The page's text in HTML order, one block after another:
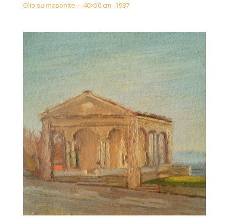
Olio su masonite – 40×50 cm -1987